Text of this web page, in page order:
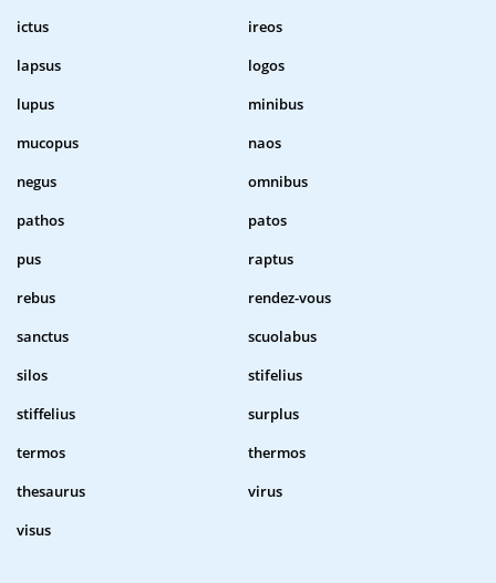
ictus
ireos
lapsus
logos
lupus
minibus
mucopus
naos
negus
omnibus
pathos
patos
pus
raptus
rebus
rendez-vous
sanctus
scuolabus
silos
stifelius
stiffelius
surplus
termos
thermos
thesaurus
virus
visus